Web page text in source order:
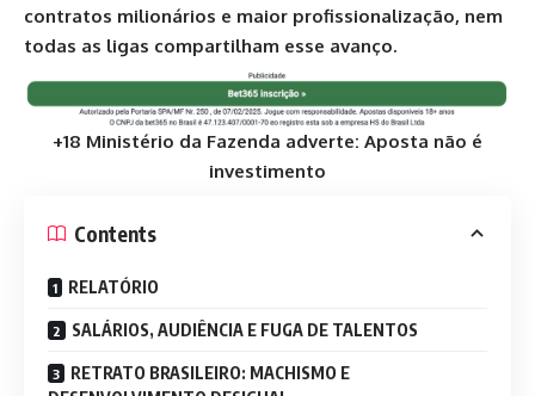
contratos milionários e maior profissionalização, nem
todas as ligas compartilham esse avanço.
+18 Ministério da Fazenda adverte: Aposta não é
investimento
Contents
RELATÓRIO
SALÁRIOS, AUDIÊNCIA E FUGA DE TALENTOS
RETRATO BRASILEIRO: MACHISMO E